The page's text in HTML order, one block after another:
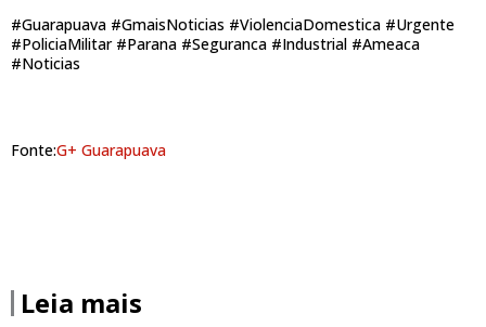
#Guarapuava #GmaisNoticias #ViolenciaDomestica #Urgente
#PoliciaMilitar #Parana #Seguranca #Industrial #Ameaca
#Noticias
Fonte:G+ Guarapuava
Leia mais